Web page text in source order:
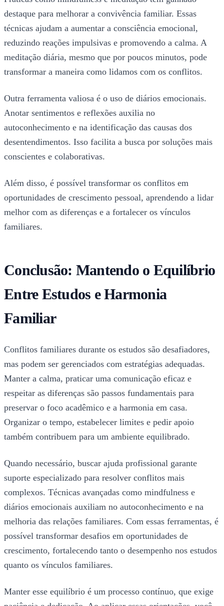
destaque para melhorar a convivência familiar. Essas
técnicas ajudam a aumentar a consciência emocional,
reduzindo reações impulsivas e promovendo a calma. A
meditação diária, mesmo que por poucos minutos, pode
transformar a maneira como lidamos com os conflitos.
Outra ferramenta valiosa é o uso de diários emocionais.
Anotar sentimentos e reflexões auxilia no
autoconhecimento e na identificação das causas dos
desentendimentos. Isso facilita a busca por soluções mais
conscientes e colaborativas.
Além disso, é possível transformar os conflitos em
oportunidades de crescimento pessoal, aprendendo a lidar
melhor com as diferenças e a fortalecer os vínculos
familiares.
Conclusão: Mantendo o Equilíbrio
Entre Estudos e Harmonia
Familiar
Conflitos familiares durante os estudos são desafiadores,
mas podem ser gerenciados com estratégias adequadas.
Manter a calma, praticar uma comunicação eficaz e
respeitar as diferenças são passos fundamentais para
preservar o foco acadêmico e a harmonia em casa.
Organizar o tempo, estabelecer limites e pedir apoio
também contribuem para um ambiente equilibrado.
Quando necessário, buscar ajuda profissional garante
suporte especializado para resolver conflitos mais
complexos. Técnicas avançadas como mindfulness e
diários emocionais auxiliam no autoconhecimento e na
melhoria das relações familiares. Com essas ferramentas, é
possível transformar desafios em oportunidades de
crescimento, fortalecendo tanto o desempenho nos estudos
quanto os vínculos familiares.
Manter esse equilíbrio é um processo contínuo, que exige